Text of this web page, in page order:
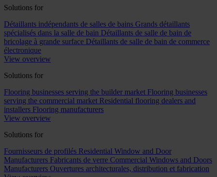
Solutions for
Détaillants indépendants de salles de bains Grands détaillants
spécialisés dans la salle de bain Détaillants de salle de bain de
bricolage à grande surface Détaillants de salle de bain de commerce
électronique
View overview
Solutions for
Flooring businesses serving the builder market Flooring businesses
serving the commercial market Residential flooring dealers and
installers Flooring manufacturers
View overview
Solutions for
Fournisseurs de profilés Residential Window and Door
Manufacturers Fabricants de verre Commercial Windows and Doors
Manufacturers Ouvertures architecturales, distribution et fabrication